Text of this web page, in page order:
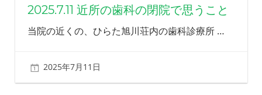
2025.7.11 近所の歯科の閉院で思うこと
当院の近くの、ひらた旭川荘内の歯科診療所 …
2025年7月11日